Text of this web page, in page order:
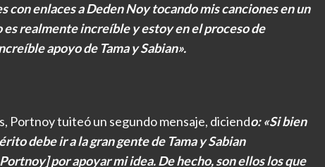
enlaces a Deden Noy tocando mis canciones en un
es realmente increíble y estoy en el proceso de
apoyo de Tama y Sabian».
Portnoy tuiteó un segundo mensaje, diciendo: «Si bien
debe ir a la gran gente de Tama y Sabian
por apoyar mi idea. De hecho, son ellos los que